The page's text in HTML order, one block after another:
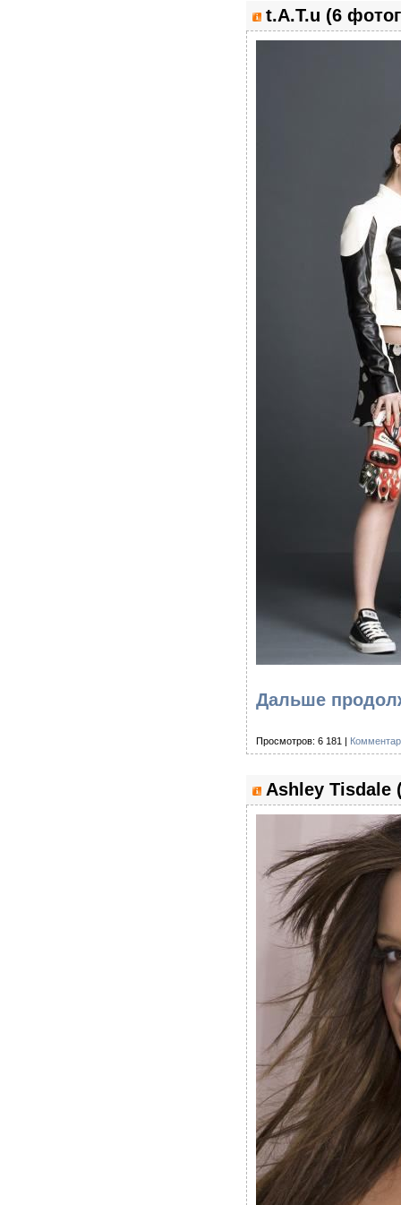
t.A.T.u (6
Дальше
Просмотров: 6 181 |
Ashley Tisdale